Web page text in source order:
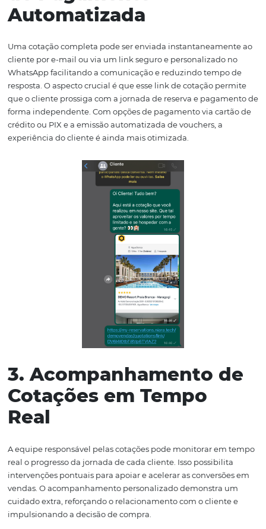
2. Segurança e
de Pagamento
Automatizada
Uma cotação completa pode ser enviada
cliente por e-mail ou via um link seguro e
WhatsApp facilitando a comunicação e reduzindo
resposta. O aspecto crucial é que esse link de cotação
que o cliente prossiga com a jornada de reserva e
forma independente. Com opções de pagamento via
crédito ou PIX e a emissão automatizada de vouchers, a
experiência do cliente é ainda mais otimizada.